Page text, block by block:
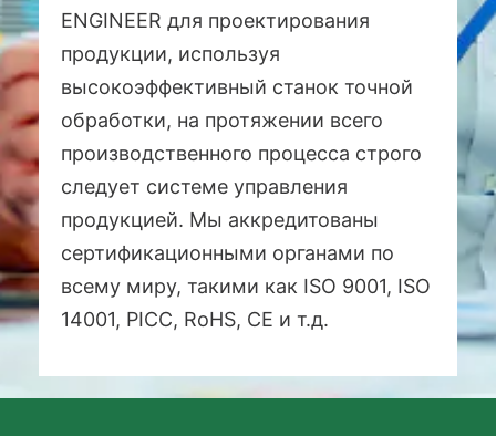
ENGINEER для проектирования
продукции, используя
высокоэффективный станок точной
обработки, на протяжении всего
производственного процесса строго
следует системе управления
продукцией. Мы аккредитованы
сертификационными органами по
всему миру, такими как ISO 9001, ISO
14001, PICC, RoHS, CE и т.д.